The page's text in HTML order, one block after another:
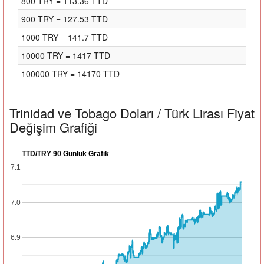
900 TRY = 127.53 TTD
1000 TRY = 141.7 TTD
10000 TRY = 1417 TTD
100000 TRY = 14170 TTD
Trinidad ve Tobago Doları / Türk Lirası Fiyat
Değişim Grafiği
TTD/TRY 90 Günlük Grafik
6.9
7.0
7.1